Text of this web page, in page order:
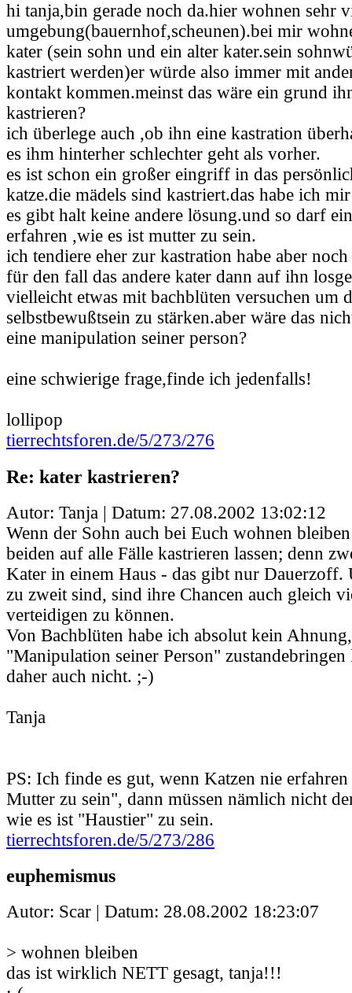
hi tanja,bin gerade noch da.hier wohnen sehr
umgebung(bauernhof,scheunen).bei mir
kater (sein sohn und ein alter kater.sein
kastriert werden)er würde also immer mit
kontakt kommen.meinst das wäre ein grund
kastrieren?
ich überlege auch ,ob ihn eine kastration
es ihm hinterher schlechter geht als vorher.
es ist schon ein großer eingriff in das
katze.die mädels sind kastriert.das habe ich
es gibt halt keine andere lösung.und so darf
erfahren ,wie es ist mutter zu sein.
ich tendiere eher zur kastration habe aber
für den fall das andere kater dann auf ihn
vielleicht etwas mit bachblüten versuchen um
selbstbewußtsein zu stärken.aber wäre das
eine manipulation seiner person?
eine schwierige frage,finde ich jedenfalls!
lollipop
tierrechtsforen.de/5/273/276
Re: kater kastrieren?
Autor: Tanja | Datum: 27.08.2002 13:02:12
Wenn der Sohn auch bei Euch wohnen
beiden auf alle Fälle kastrieren lassen; denn
Kater in einem Haus - das gibt nur Dauerzoff.
zu zweit sind, sind ihre Chancen auch gleich
verteidigen zu können.
Von Bachblüten habe ich absolut kein
"Manipulation seiner Person"
daher auch nicht. ;-)
Tanja
PS: Ich finde es gut, wenn Katzen nie
Mutter zu sein", dann müssen nämlich nicht
wie es ist "Haustier" zu sein.
tierrechtsforen.de/5/273/286
euphemismus
Autor: Scar | Datum: 28.08.2002 18:23:07
> wohnen bleiben
das ist wirklich NETT gesagt, tanja!!!